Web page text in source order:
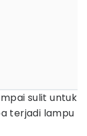
sulit untuk
terjadi lampu